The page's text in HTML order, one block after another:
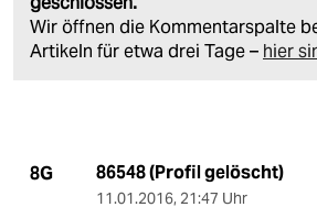
Wir öffnen die Kommentarspalte
Artikeln für etwa drei Tage – hier
8G 86548 (Profil gelöscht)
11.01.2016, 21:47 Uhr